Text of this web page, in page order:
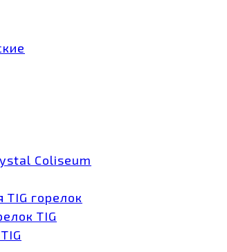
Coliseum
горелок
TIG